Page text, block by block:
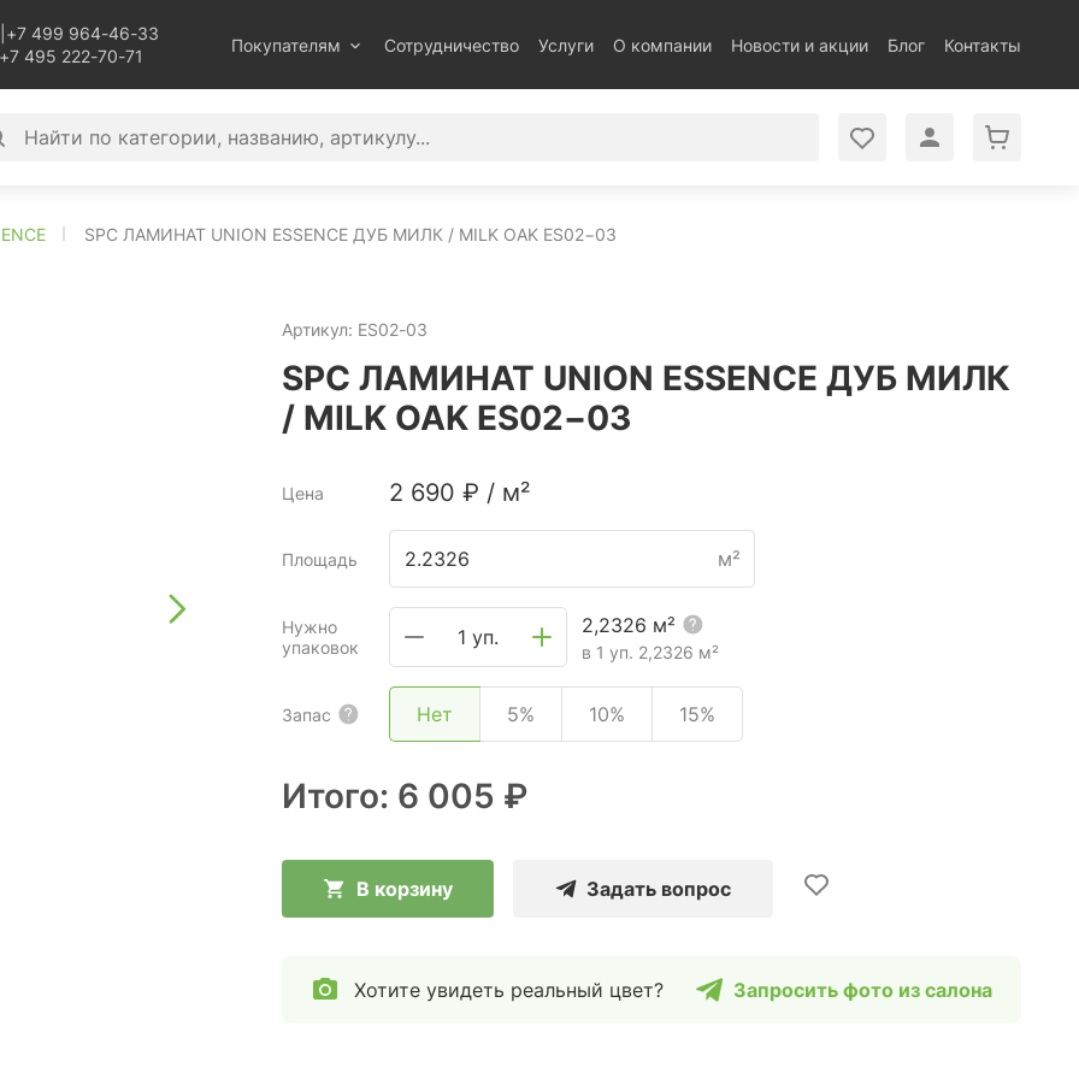
+7 499 964-46-33
+7 495 222-70-71
Покупателям Сотрудничество Услуги О компании Новости и акции Блог Контакты
SPC ЛАМИНАТ UNION ESSENCE ДУБ МИЛК / MILK OAK ES02−03
Артикул: ES02-03
SPC ЛАМИНАТ UNION ESSENCE ДУБ МИЛК
/ MILK OAK ES02−03
Цена 2 690 ₽ / м²
Площадь м²
Нужно
упаковок
1 уп.
2,2326 м²
в 1 уп. 2,2326 м²
Запас Нет 5% 10% 15%
Итого: 6 005 ₽
В корзину Задать вопрос
Хотите увидеть реальный цвет? Запросить фото из салона